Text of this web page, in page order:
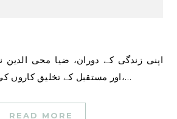
اپنی زندگی کے دوران، ضیا محی الدین نے فنکاروں، اداکاروں
اور مستقبل کے تخلیق کاروں کی ایک نسل کو سکھایا،…
READ MORE